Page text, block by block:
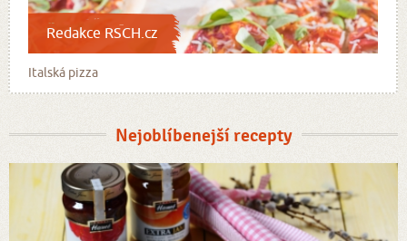
Redakce RSCH.cz
Italská pizza
Nejoblíbenejší recepty